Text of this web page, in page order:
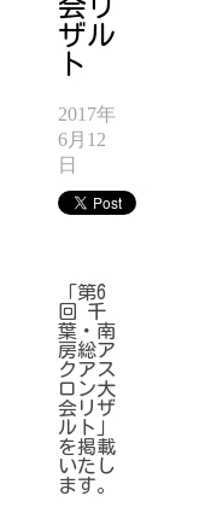
会リ
ザル
ト
2017年
6月12
日
「第6
回 千
葉・南
房総ア
クアス
ロン大
会リザ
ルト」
を掲載
いたし
ます。